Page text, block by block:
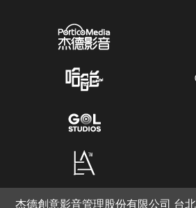
杰德創意影音管理股份有限公司 台